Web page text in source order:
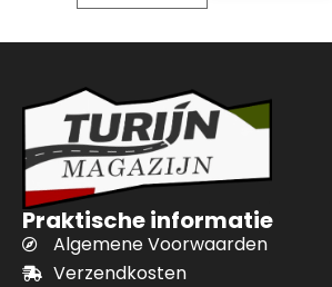
Praktische informatie
Algemene Voorwaarden
Verzendkosten